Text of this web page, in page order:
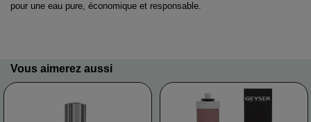
pour une eau pure, économique et responsable.
Vous aimerez aussi